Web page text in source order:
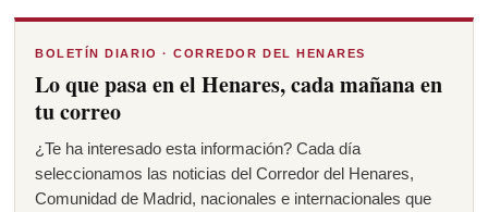
BOLETÍN DIARIO · CORREDOR DEL HENARES
Lo que pasa en el Henares, cada mañana en
tu correo
¿Te ha interesado esta información? Cada día
seleccionamos las noticias del Corredor del Henares,
Comunidad de Madrid, nacionales e internacionales que